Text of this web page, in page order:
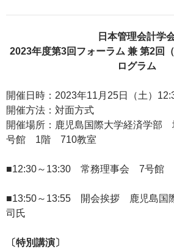
日本管理会計学
2023年度第3回フォーラム 兼 第2回
ログラム
開催日時：2023年11月25日（土）
開催方法：対面方式
開催場所：鹿児島国際大学経済学
号館 1階 710教室
■12:30～13:30 常務理事会 7号館
■13:50～13:55 開会挨拶 鹿児島
司氏
〔特別講演〕